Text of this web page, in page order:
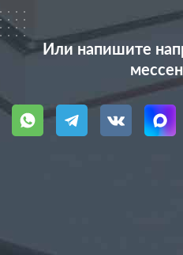
Или напишите